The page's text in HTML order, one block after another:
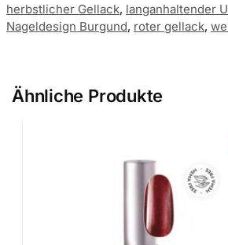
herbstlicher Gellack, langanhaltender
Nageldesign Burgund, roter gellack,
Ähnliche Produkte